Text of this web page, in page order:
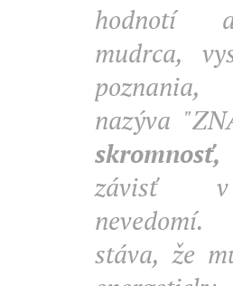
hodnotí
mudrca,
nazýva
skromnosť,
závisť
stáva, že